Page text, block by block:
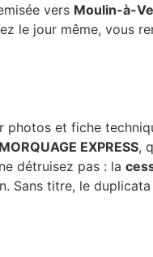
vers Moulin-à-
le jour même, vous
photos et fiche
EXPRESS,
détruisez pas : la
Sans titre, le duplicata